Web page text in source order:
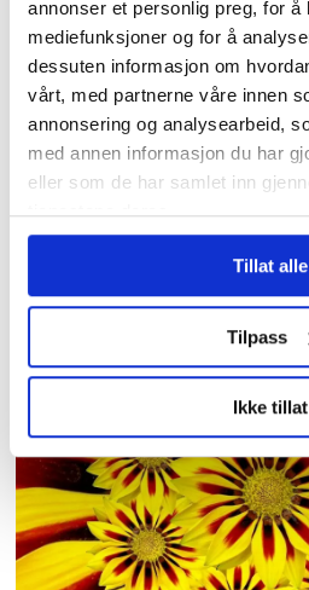
annonser et personlig preg, for å
mediefunksjoner og for å
dessuten informasjon om
vårt, med partnerne våre innen
annonsering og analysearbeid,
med annen informasjon du har
eller som de har samlet inn
tjenestene deres.
Tillat alle
Tilpass
Ikke tillat
3,7 millioner
samlet inn
Krokstadelva